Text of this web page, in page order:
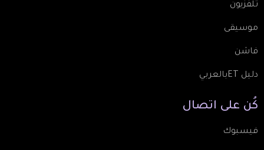
تلفزيون
موسيقى
فاشن
دليل ETبالعربي
كُن على اتصال
فيسبوك